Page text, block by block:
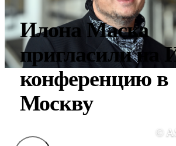
Илона Маска
пригласили на
конференцию в
Москву
©